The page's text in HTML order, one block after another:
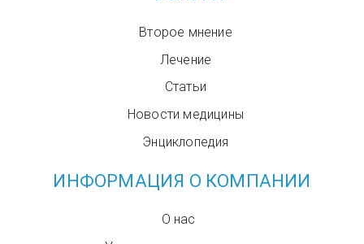
Второе мнение
Лечение
Статьи
Новости медицины
Энциклопедия
ИНФОРМАЦИЯ О КОМПАНИИ
О нас